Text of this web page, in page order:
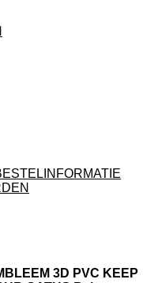
3D PVC KEEP